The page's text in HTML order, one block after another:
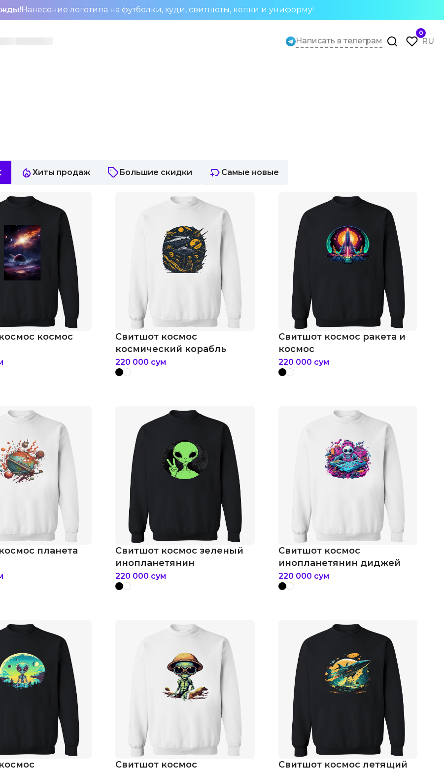
Нанесение логотипа на футболки, худи, свитшоты, кепки и униформу!
Написать в телеграм
0
RU
Хиты продаж Большие скидки Самые новые
космос
Свитшот космос
космический корабль
220 000 сум
Свитшот космос ракета и
космос
220 000 сум
планета
Свитшот космос зеленый
инопланетянин
220 000 сум
Свитшот космос
инопланетянин диджей
220 000 сум
Свитшот космос
Свитшот космос летящий